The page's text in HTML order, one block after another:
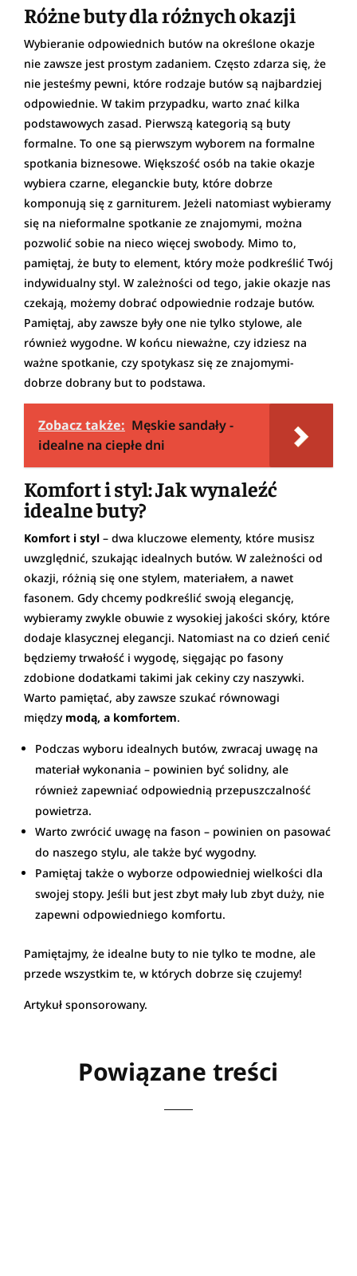
Różne buty dla różnych okazji
Wybieranie odpowiednich butów na określone okazje
nie zawsze jest prostym zadaniem. Często zdarza się, że
nie jesteśmy pewni, które rodzaje butów są najbardziej
odpowiednie. W takim przypadku, warto znać kilka
podstawowych zasad. Pierwszą kategorią są buty
formalne. To one są pierwszym wyborem na formalne
spotkania biznesowe. Większość osób na takie okazje
wybiera czarne, eleganckie buty, które dobrze
komponują się z garniturem. Jeżeli natomiast wybieramy
się na nieformalne spotkanie ze znajomymi, można
pozwolić sobie na nieco więcej swobody. Mimo to,
pamiętaj, że buty to element, który może podkreślić Twój
indywidualny styl. W zależności od tego, jakie okazje nas
czekają, możemy dobrać odpowiednie rodzaje butów.
Pamiętaj, aby zawsze były one nie tylko stylowe, ale
również wygodne. W końcu nieważne, czy idziesz na
ważne spotkanie, czy spotykasz się ze znajomymi-
dobrze dobrany but to podstawa.
Zobacz także: Męskie sandały -
idealne na ciepłe dni
Komfort i styl: Jak wynaleźć
idealne buty?
Komfort i styl – dwa kluczowe elementy, które musisz
uwzględnić, szukając idealnych butów. W zależności od
okazji, różnią się one stylem, materiałem, a nawet
fasonem. Gdy chcemy podkreślić swoją elegancję,
wybieramy zwykle obuwie z wysokiej jakości skóry, które
dodaje klasycznej elegancji. Natomiast na co dzień cenić
będziemy trwałość i wygodę, sięgając po fasony
zdobione dodatkami takimi jak cekiny czy naszywki.
Warto pamiętać, aby zawsze szukać równowagi
między modą, a komfortem.
Podczas wyboru idealnych butów, zwracaj uwagę na
materiał wykonania – powinien być solidny, ale
również zapewniać odpowiednią przepuszczalność
powietrza.
Warto zwrócić uwagę na fason – powinien on pasować
do naszego stylu, ale także być wygodny.
Pamiętaj także o wyborze odpowiedniej wielkości dla
swojej stopy. Jeśli but jest zbyt mały lub zbyt duży, nie
zapewni odpowiedniego komfortu.
Pamiętajmy, że idealne buty to nie tylko te modne, ale
przede wszystkim te, w których dobrze się czujemy!
Artykuł sponsorowany.
Powiązane treści